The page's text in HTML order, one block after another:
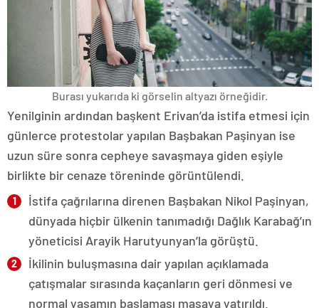
Burası yukarıda ki görselin altyazı örneğidir.
Yenilginin ardından başkent Erivan’da istifa etmesi için
günlerce protestolar yapılan Başbakan Paşinyan ise
uzun süre sonra cepheye savaşmaya giden eşiyle
birlikte bir cenaze töreninde görüntülendi.
İstifa çağrılarına direnen Başbakan Nikol Paşinyan,
dünyada hiçbir ülkenin tanımadığı Dağlık Karabağ’ın
yöneticisi Arayik Harutyunyan’la görüştü.
İkilinin buluşmasına dair yapılan açıklamada
çatışmalar sırasında kaçanların geri dönmesi ve
normal yaşamın başlaması masaya yatırıldı.